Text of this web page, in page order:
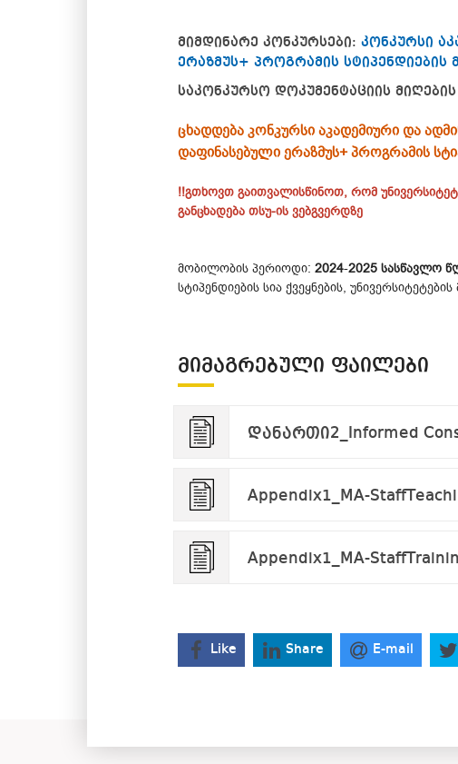
მიმდინარე კონკურსები: კონკურსი
ერაზმუს+ პროგრამის
საკონკურსო დოკუმენტაციის
ცხადდება კონკურსი აკადემიური და
დაფინასებული ერაზმუს+ პროგრამის
!!გთხოვთ გაითვალისწინოთ, რომ
განცხადება თსუ-ის ვებგვერდზე
მობილობის პერიოდი: 2024-2025 სასწავლო
სტიპენდიების სია ქვეყნების,
ᲛᲘᲛᲐᲒᲠᲔᲑᲣᲚᲘ ᲤᲐᲘᲚᲔᲑᲘ
დანართი2_Informed
Appendix1_MA-
Appendix1_MA-
Like Share E-mail